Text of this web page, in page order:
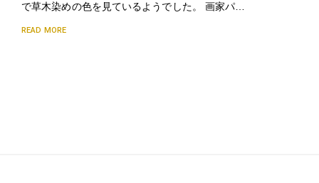
で草木染めの色を見ているようでした。 画家パ…
READ MORE